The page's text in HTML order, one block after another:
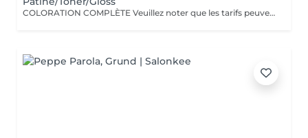
COLORATION COMPLÈTE Veuillez noter que les tarifs peuvent varier en fonction de la longueur des cheveux, de leur densité, de la quantité de produit nécessaire ainsi que de la complexité de la prestation. COLOR.ME by KEVIN.MURPHY Découvrez une expérience de coloration haut de gamme avec COLOR.ME by KEVIN.MURPHY, une gamme de coloration professionnelle alliant performance, innovation et respect de la fibre capillaire. Les avantages : Formule sans ammoniaque, sans PPD et sans parabène Enrichie en miel, beurre de karité et grenade pour nourrir et protéger les cheveux Jusqu'à 100 % de couverture des cheveux blancs Couleur intense, lumineuse et durable Respect optimal de la fibre capillaire et du cuir chevelu Cheveux visiblement plus doux, brillants et éclatants de santé Formule cruelty-free, développée dans le respect du bien-être animal Une expérience de coloration premium qui associe l'excellence de la couleur à des actifs de soin performants, pour un résultat sur mesure, éclatant et naturellement sophistiqué.